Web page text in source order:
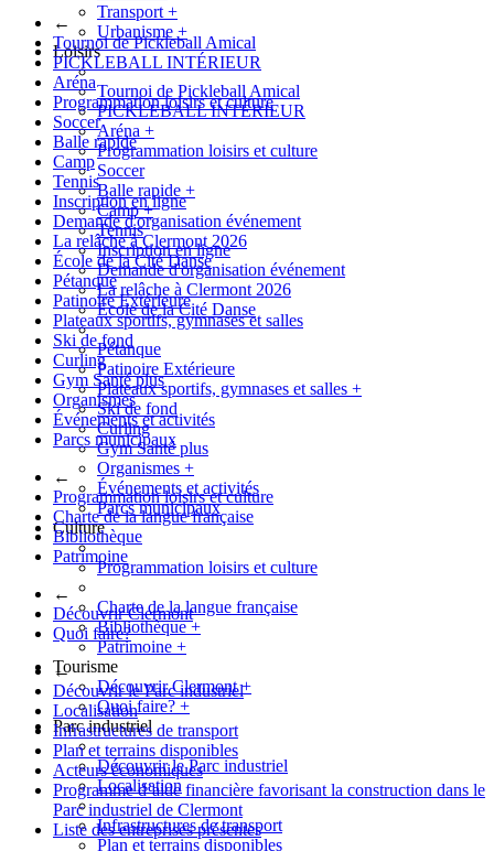
←
Tournoi de Pickleball Amical
PICKLEBALL INTÉRIEUR
Aréna
Programmation loisirs et culture
Soccer
Balle rapide
Camp
Tennis
Inscription en ligne
Demande d'organisation événement
La relâche à Clermont 2026
École de la Cité Danse
Pétanque
Patinoire Extérieure
Plateaux sportifs, gymnases et salles
Ski de fond
Curling
Gym Santé plus
Organismes
Événements et activités
Parcs municipaux
←
Programmation loisirs et culture
Charte de la langue française
Bibliothèque
Patrimoine
←
Découvrir Clermont
Quoi faire?
←
Découvrir le Parc industriel
Localisation
Infrastructures de transport
Plan et terrains disponibles
Acteurs économiques
Programme d’aide financière favorisant la construction dans le
Parc industriel de Clermont
Liste des entreprises présentes
Transport +
Urbanisme +
Loisirs
Tournoi de Pickleball Amical
PICKLEBALL INTÉRIEUR
Aréna +
Programmation loisirs et culture
Soccer
Balle rapide +
Camp+
Tennis
Inscription en ligne
Demande d'organisation événement
La relâche à Clermont 2026
École de la Cité Danse
Pétanque
Patinoire Extérieure
Plateaux sportifs, gymnases et salles +
Ski de fond
Curling
Gym Santé plus
Organismes +
Événements et activités
Parcs municipaux
Culture
Programmation loisirs et culture
Charte de la langue française
Bibliothèque+
Patrimoine +
Tourisme
Découvrir Clermont+
Quoi faire? +
Parc industriel
Découvrir le Parc industriel
Localisation
Infrastructures de transport
Plan et terrains disponibles